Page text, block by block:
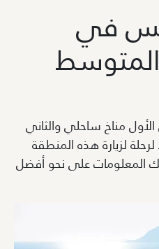
في
مناخ ساحلي والثاني
لزيارة هذه المنطقة
على نحو أفضل